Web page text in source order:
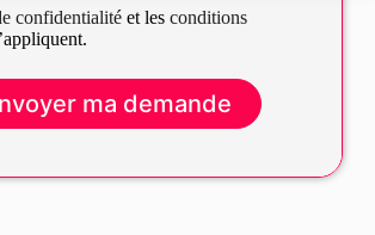
confidentialitéet les conditions